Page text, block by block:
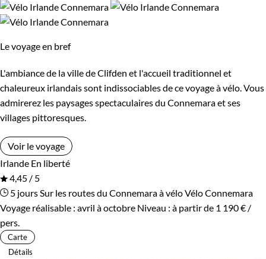
Le voyage en bref
L'ambiance de la ville de Clifden et l'accueil traditionnel et
chaleureux irlandais sont indissociables de ce voyage à vélo. Vous
admirerez les paysages spectaculaires du Connemara et ses
villages pittoresques.
Voir le voyage
Irlande En liberté
4,45 / 5
5 jours Sur les routes du Connemara à véloVélo Connemara
Voyage réalisable : avril à octobre Niveau : à partir de 1 190 € /
pers.
Carte
Détails